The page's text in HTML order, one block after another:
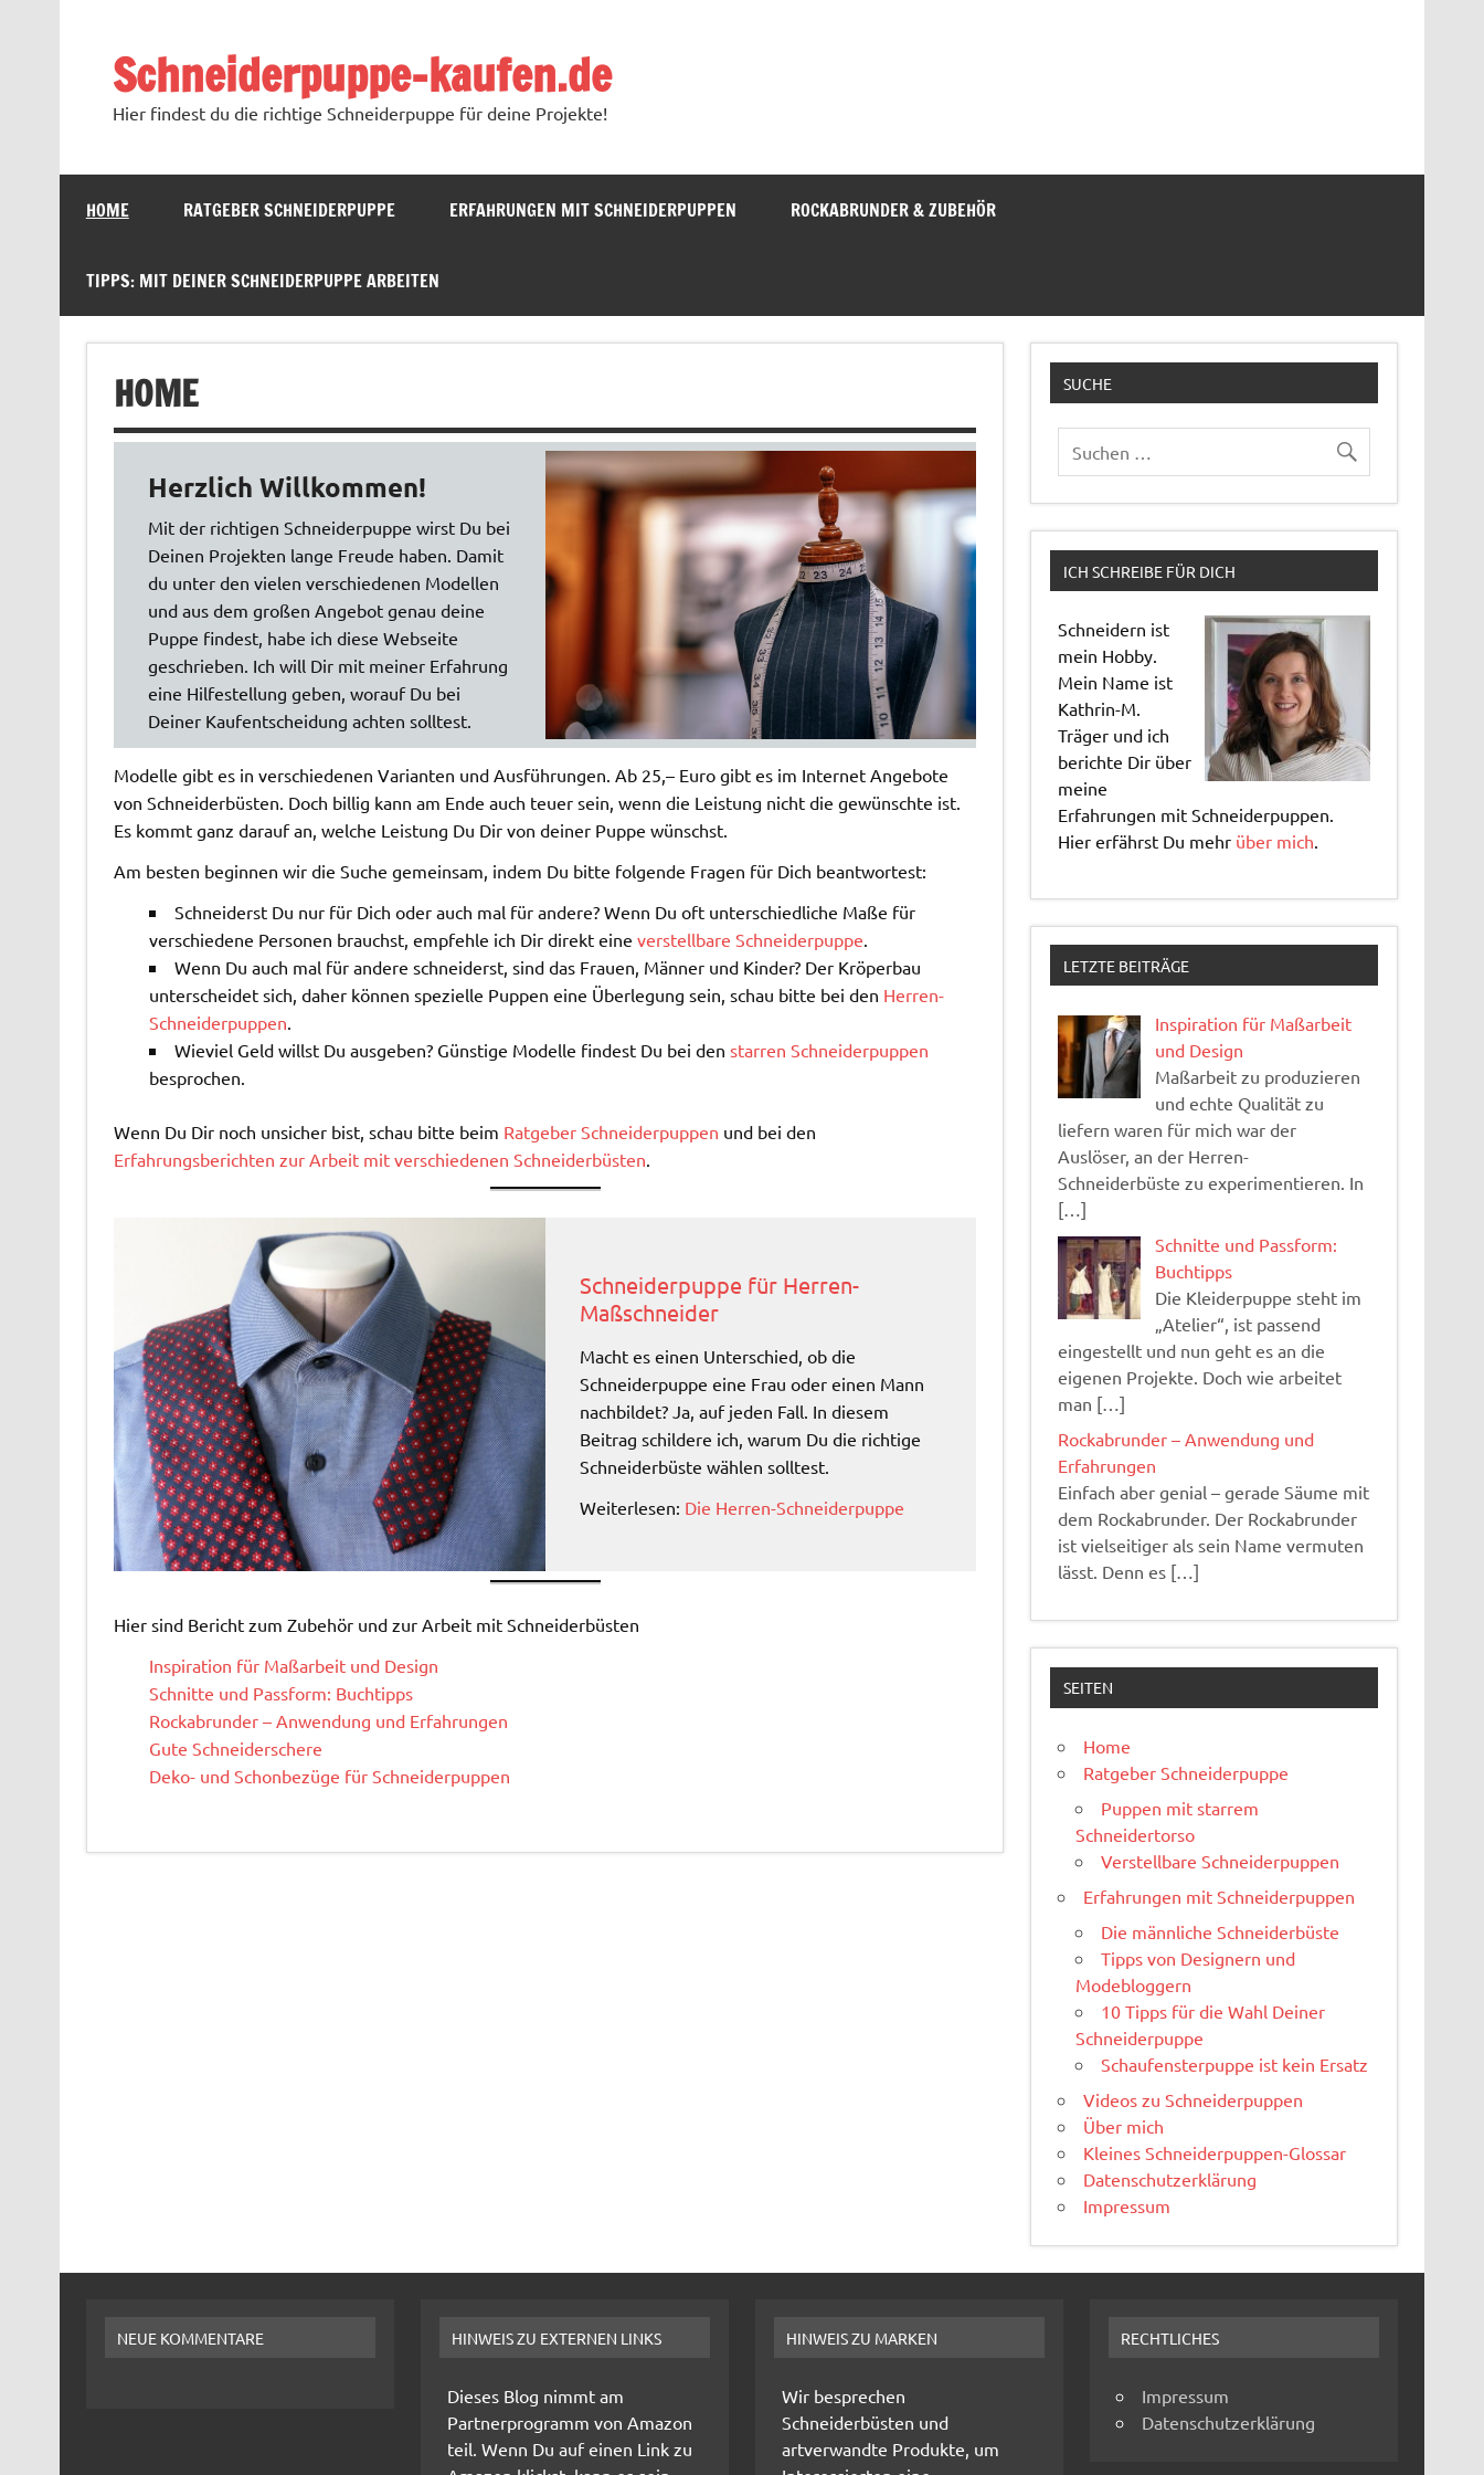
Schneiderpuppe-kaufen.de
Hier findest du die richtige Schneiderpuppe für deine Projekte!
HOME RATGEBER SCHNEIDERPUPPE ERFAHRUNGEN MIT SCHNEIDERPUPPEN ROCKABRUNDER & ZUBEHÖR
TIPPS: MIT DEINER SCHNEIDERPUPPE ARBEITEN
HOME
Herzlich Willkommen!
Mit der richtigen Schneiderpuppe wirst Du bei
Deinen Projekten lange Freude haben. Damit
du unter den vielen verschiedenen Modellen
und aus dem großen Angebot genau deine
Puppe findest, habe ich diese Webseite
geschrieben. Ich will Dir mit meiner Erfahrung
eine Hilfestellung geben, worauf Du bei
Deiner Kaufentscheidung achten solltest.
Modelle gibt es in verschiedenen Varianten und Ausführungen. Ab 25,– Euro gibt es im Internet Angebote
von Schneiderbüsten. Doch billig kann am Ende auch teuer sein, wenn die Leistung nicht die gewünschte ist.
Es kommt ganz darauf an, welche Leistung Du Dir von deiner Puppe wünschst.
Am besten beginnen wir die Suche gemeinsam, indem Du bitte folgende Fragen für Dich beantwortest:
Schneiderst Du nur für Dich oder auch mal für andere? Wenn Du oft unterschiedliche Maße für
verschiedene Personen brauchst, empfehle ich Dir direkt eine verstellbare Schneiderpuppe.
Wenn Du auch mal für andere schneiderst, sind das Frauen, Männer und Kinder? Der Kröperbau
unterscheidet sich, daher können spezielle Puppen eine Überlegung sein, schau bitte bei den Herren-
Schneiderpuppen.
Wieviel Geld willst Du ausgeben? Günstige Modelle findest Du bei den starren Schneiderpuppen
besprochen.
Wenn Du Dir noch unsicher bist, schau bitte beim Ratgeber Schneiderpuppen und bei den
Erfahrungsberichten zur Arbeit mit verschiedenen Schneiderbüsten.
Schneiderpuppe für Herren-
Maßschneider
Macht es einen Unterschied, ob die
Schneiderpuppe eine Frau oder einen Mann
nachbildet? Ja, auf jeden Fall. In diesem
Beitrag schildere ich, warum Du die richtige
Schneiderbüste wählen solltest.
Weiterlesen: Die Herren-Schneiderpuppe
Hier sind Bericht zum Zubehör und zur Arbeit mit Schneiderbüsten
Inspiration für Maßarbeit und Design
Schnitte und Passform: Buchtipps
Rockabrunder – Anwendung und Erfahrungen
Gute Schneiderschere
Deko- und Schonbezüge für Schneiderpuppen
SUCHE
ICH SCHREIBE FÜR DICH
Schneidern ist
mein Hobby.
Mein Name ist
Kathrin-M.
Träger und ich
berichte Dir über
meine
Erfahrungen mit Schneiderpuppen.
Hier erfährst Du mehr über mich
LETZTE BEITRÄGE
Inspiration für Maßarbeit
und Design
Maßarbeit zu produzieren
und echte Qualität zu
liefern waren für mich war der
Auslöser, an der Herren-
Schneiderbüste zu experimentieren. In
[…]
Schnitte und Passform:
Buchtipps
Die Kleiderpuppe steht im
„Atelier“, ist passend
eingestellt und nun geht es an die
eigenen Projekte. Doch wie arbeitet
man […]
Rockabrunder – Anwendung und
Erfahrungen
Einfach aber genial – gerade Säume mit
dem Rockabrunder. Der Rockabrunder
ist vielseitiger als sein Name vermuten
lässt. Denn es […]
SEITEN
Home
Ratgeber Schneiderpuppe
Puppen mit starrem
Schneidertorso
Verstellbare Schneiderpuppen
Erfahrungen mit Schneiderpuppen
Die männliche Schneiderbüste
Tipps von Designern und
Modebloggern
10 Tipps für die Wahl Deiner
Schneiderpuppe
Schaufensterpuppe ist kein Ersatz
Videos zu Schneiderpuppen
Über mich
Kleines Schneiderpuppen-Glossar
Datenschutzerklärung
Impressum
NEUE KOMMENTARE HINWEIS ZU EXTERNEN LINKS
Dieses Blog nimmt am
Partnerprogramm von Amazon
teil. Wenn Du auf einen Link zu
HINWEIS ZU MARKEN
Wir besprechen
Schneiderbüsten und
artverwandte Produkte, um
RECHTLICHES
Impressum
Datenschutzerklärung